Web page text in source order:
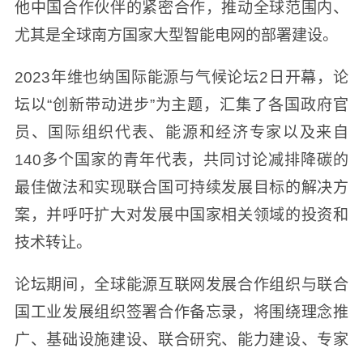
他中国合作伙伴的紧密合作，推动全球范围内、
尤其是全球南方国家大型智能电网的部署建设。
2023年维也纳国际能源与气候论坛2日开幕，论
坛以“创新带动进步”为主题，汇集了各国政府官
员、国际组织代表、能源和经济专家以及来自
140多个国家的青年代表，共同讨论减排降碳的
最佳做法和实现联合国可持续发展目标的解决方
案，并呼吁扩大对发展中国家相关领域的投资和
技术转让。
论坛期间，全球能源互联网发展合作组织与联合
国工业发展组织签署合作备忘录，将围绕理念推
广、基础设施建设、联合研究、能力建设、专家